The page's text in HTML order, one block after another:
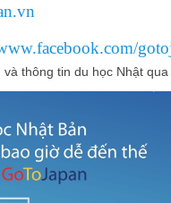
thông tin du học Nhật